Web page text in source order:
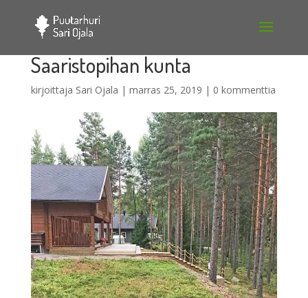
Saaristopihan kunta
kirjoittaja Sari Ojala | marras 25, 2019 | 0 kommenttia